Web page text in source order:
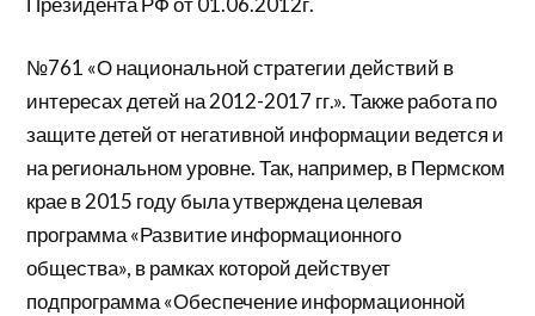
№761 «О национальной стратегии действий в
интересах детей на 2012-2017 гг.». Также работа по
защите детей от негативной информации ведется и
на региональном уровне. Так, например, в Пермском
крае в 2015 году была утверждена целевая
программа «Развитие информационного
общества», в рамках которой действует
подпрограмма «Обеспечение информационной